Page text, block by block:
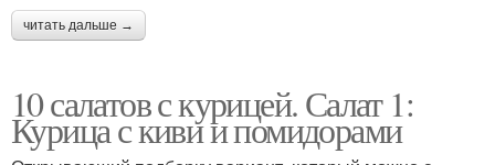
читать дальше →
10 салатов с курицей. Салат 1:
Курица с киви и помидорами